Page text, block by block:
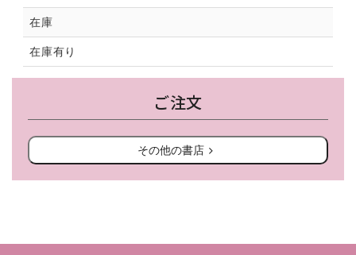
在庫
在庫有り
ご注文
その他の書店